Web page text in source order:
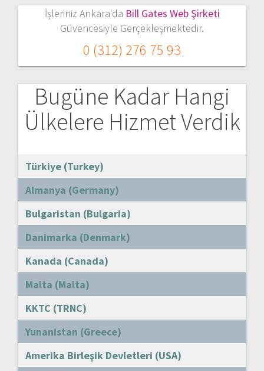
İşleriniz Ankara'da Bill Gates Web Şirketi
Güvencesiyle Gerçekleşmektedir.
0 (312) 276 75 93
Bugüne Kadar Hangi
Ülkelere Hizmet Verdik
Türkiye (Turkey)
Almanya (Germany)
Bulgaristan (Bulgaria)
Danimarka (Denmark)
Kanada (Canada)
Malta (Malta)
KKTC (TRNC)
Yunanistan (Greece)
Amerika Birleşik Devletleri (USA)